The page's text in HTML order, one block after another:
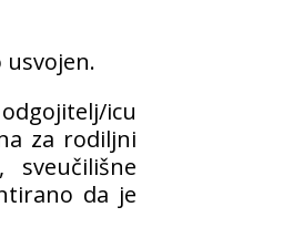
usvojen.
icu
za rodiljni
da je